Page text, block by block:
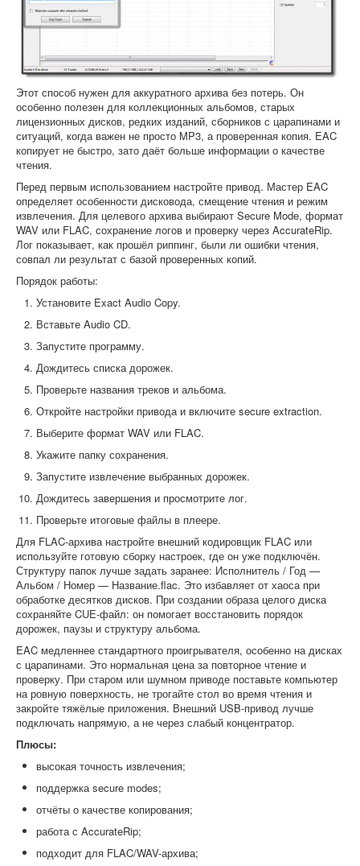
Этот способ нужен для аккуратного архива без потерь. Он
особенно полезен для коллекционных альбомов, старых
лицензионных дисков, редких изданий, сборников с царапинами и
ситуаций, когда важен не просто MP3, а проверенная копия. EAC
копирует не быстро, зато даёт больше информации о качестве
чтения.
Перед первым использованием настройте привод. Мастер EAC
определяет особенности дисковода, смещение чтения и режим
извлечения. Для целевого архива выбирают Secure Mode, формат
WAV или FLAC, сохранение логов и проверку через AccurateRip.
Лог показывает, как прошёл риппинг, были ли ошибки чтения,
совпал ли результат с базой проверенных копий.
Порядок работы:
Установите Exact Audio Copy.
Вставьте Audio CD.
Запустите программу.
Дождитесь списка дорожек.
Проверьте названия треков и альбома.
Откройте настройки привода и включите secure extraction.
Выберите формат WAV или FLAC.
Укажите папку сохранения.
Запустите извлечение выбранных дорожек.
Дождитесь завершения и просмотрите лог.
Проверьте итоговые файлы в плеере.
Для FLAC-архива настройте внешний кодировщик FLAC или
используйте готовую сборку настроек, где он уже подключён.
Структуру папок лучше задать заранее: Исполнитель / Год —
Альбом / Номер — Название.flac. Это избавляет от хаоса при
обработке десятков дисков. При создании образа целого диска
сохраняйте CUE-файл: он помогает восстановить порядок
дорожек, паузы и структуру альбома.
EAC медленнее стандартного проигрывателя, особенно на дисках
с царапинами. Это нормальная цена за повторное чтение и
проверку. При старом или шумном приводе поставьте компьютер
на ровную поверхность, не трогайте стол во время чтения и
закройте тяжёлые приложения. Внешний USB-привод лучше
подключать напрямую, а не через слабый концентратор.
Плюсы:
высокая точность извлечения;
поддержка secure modes;
отчёты о качестве копирования;
работа с AccurateRip;
подходит для FLAC/WAV-архива;